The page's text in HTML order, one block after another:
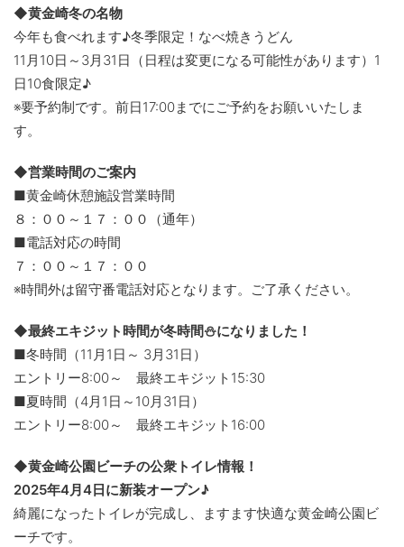
◆黄金崎冬の名物
今年も食べれます♪冬季限定！なべ焼きうどん
11月10日～3月31日（日程は変更になる可能性があります）1
日10食限定♪
※要予約制です。前日17:00までにご予約をお願いいたしま
す。
◆営業時間のご案内
■黄金崎休憩施設営業時間
８：００～１７：００（通年）
■電話対応の時間
７：００～１７：００
※時間外は留守番電話対応となります。ご了承ください。
◆最終エキジット時間が冬時間⛄になりました！
■冬時間（11月1日～ 3月31日）
エントリー8:00～ 最終エキジット15:30
■夏時間（4月1日～10月31日）
エントリー8:00～ 最終エキジット16:00
◆黄金崎公園ビーチの公衆トイレ情報！
2025年4月4日に新装オープン♪
綺麗になったトイレが完成し、ますます快適な黄金崎公園ビ
ーチです。